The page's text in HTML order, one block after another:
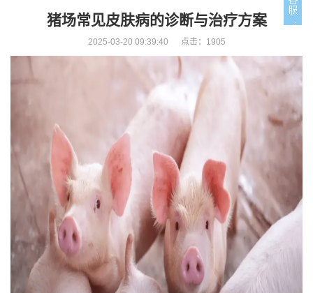
g
a
i
o
n
猪场常见皮肤病的诊断与治疗方案
2025-03-20 09:39:40 点击： 1905